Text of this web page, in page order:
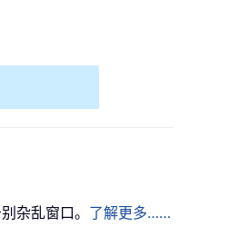
杂乱窗口。 了解更多……